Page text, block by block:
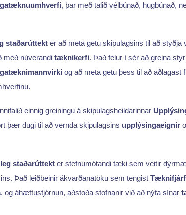
, þar með talið vélbúnað, hugbúnað,
staðarúttekter að meta getu skipulagsins til að styðja
með núverandi tæknikerfi. Það felur í sér að greina
og að meta getu þess til að aðlagast
einnig greiningu á skipulagsheildarinnar
þær dugi til að vernda skipulagsins upplýsingaeignir
staðarúttekter stefnumótandi tæki sem veitir
Það leiðbeinir ákvarðanatöku sem tengist
, og áhættustjórnun, aðstoða stofnanir við að nýta sínar